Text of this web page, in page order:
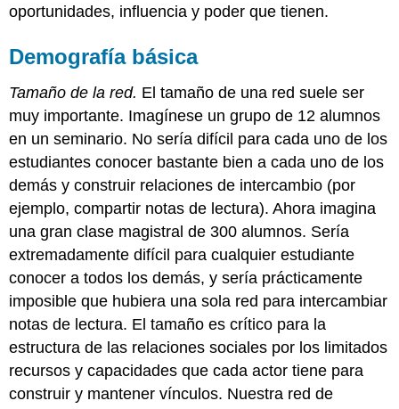
oportunidades, influencia y poder que tienen.
Demografía básica
Tamaño de la red. El tamaño de una red suele ser
muy importante. Imagínese un grupo de 12 alumnos
en un seminario. No sería difícil para cada uno de los
estudiantes conocer bastante bien a cada uno de los
demás y construir relaciones de intercambio (por
ejemplo, compartir notas de lectura). Ahora imagina
una gran clase magistral de 300 alumnos. Sería
extremadamente difícil para cualquier estudiante
conocer a todos los demás, y sería prácticamente
imposible que hubiera una sola red para intercambiar
notas de lectura. El tamaño es crítico para la
estructura de las relaciones sociales por los limitados
recursos y capacidades que cada actor tiene para
construir y mantener vínculos. Nuestra red de